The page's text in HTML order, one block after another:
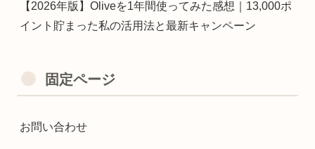
【2026年版】Oliveを1年間使ってみた感想｜13,000ポ
イント貯まった私の活用法と最新キャンペーン
固定ページ
お問い合わせ